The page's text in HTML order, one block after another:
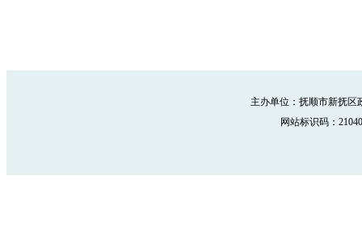
主办单位：抚顺市新抚
网站标识码：